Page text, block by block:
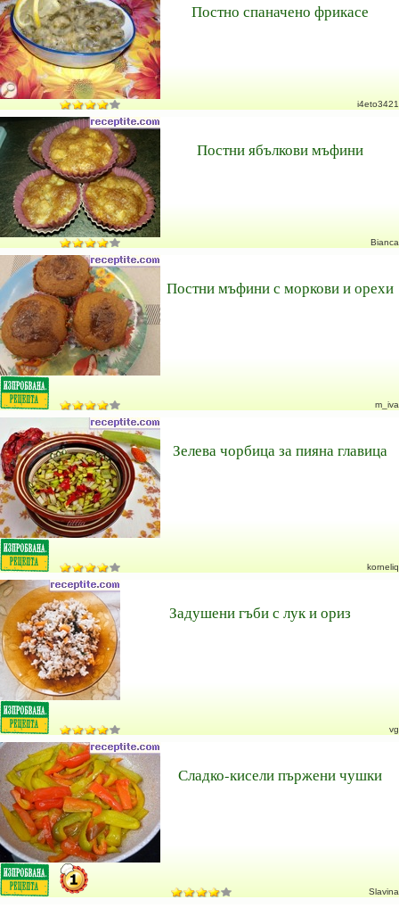
Постно спаначено фрикасе
i4eto3421
Постни ябълкови мъфини
Bianca
Постни мъфини с моркови и орехи
m_iva
Зелева чорбица за пияна главица
korneliq
Задушени гъби с лук и ориз
vg
Сладко-кисели пържени чушки
Slavina